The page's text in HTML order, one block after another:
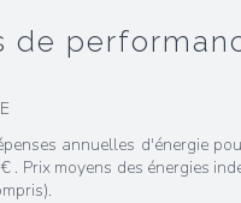
de
annuelles d'énergie
. Prix moyens des énergies